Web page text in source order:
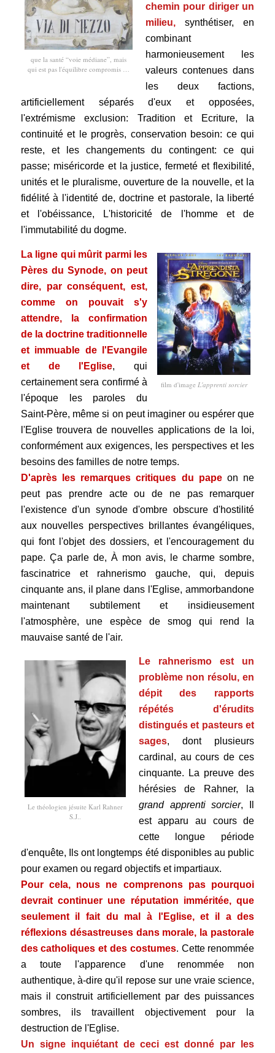
que la santé “voie médiane”, mais
qui est pas l'équilibre compromis …
chemin pour diriger un
milieu, synthétiser, en
combinant
harmonieusement les
valeurs contenues dans
les deux factions,
artificiellement séparés d'eux et opposées,
l'extrémisme exclusion: Tradition et Ecriture, la
continuité et le progrès, conservation besoin: ce qui
reste, et les changements du contingent: ce qui
passe; miséricorde et la justice, fermeté et flexibilité,
unités et le pluralisme, ouverture de la nouvelle, et la
fidélité à l'identité de, doctrine et pastorale, la liberté
et l'obéissance, L'historicité de l'homme et de
l'immutabilité du dogme.
film d'image L'apprenti sorcier
La ligne qui mûrit parmi les
Pères du Synode, on peut
dire, par conséquent, est,
comme on pouvait s'y
attendre, la confirmation
de la doctrine traditionnelle
et immuable de l'Evangile
et de l'Eglise, qui
certainement sera confirmé à
l'époque les paroles du
Saint-Père, même si on peut imaginer ou espérer que
l'Eglise trouvera de nouvelles applications de la loi,
conformément aux exigences, les perspectives et les
besoins des familles de notre temps.
D'après les remarques critiques du papeon ne
peut pas prendre acte ou de ne pas remarquer
l'existence d'un synode d'ombre obscure d'hostilité
aux nouvelles perspectives brillantes évangéliques,
qui font l'objet des dossiers, et l'encouragement du
pape. Ça parle de, À mon avis, le charme sombre,
fascinatrice et rahnerismo gauche, qui, depuis
cinquante ans, il plane dans l'Eglise, ammorbandone
maintenant subtilement et insidieusement
l'atmosphère, une espèce de smog qui rend la
mauvaise santé de l'air.
Le théologien jésuite Karl Rahner
S.J..
Le rahnerismo est un
problème non résolu, en
dépit des rapports
répétés d'érudits
distingués et pasteurs et
sages, dont plusieurs
cardinal, au cours de ces
cinquante. La preuve des
hérésies de Rahner, la
grand apprenti sorcier, Il
est apparu au cours de
cette longue période
d'enquête, Ils ont longtemps été disponibles au public
pour examen ou regard objectifs et impartiaux.
Pour cela, nous ne comprenons pas pourquoi
devrait continuer une réputation imméritée, que
seulement il fait du mal à l'Eglise, et il a des
réflexions désastreuses dans morale, la pastorale
des catholiques et des costumes. Cette renommée
a toute l'apparence d'une renommée non
authentique, à-dire qu'il repose sur une vraie science,
mais il construit artificiellement par des puissances
sombres, ils travaillent objectivement pour la
destruction de l'Eglise.
Un signe inquiétant de ceci est donné par les